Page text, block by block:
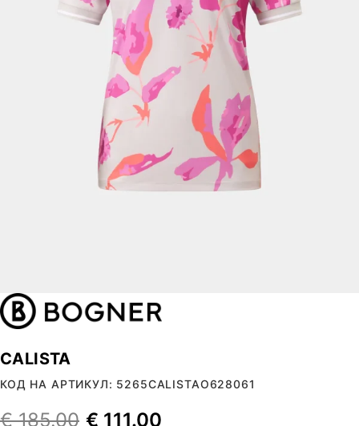
CALISTA
КОД НА АРТИКУЛ: 5265CALISTAO628061
€185.00 € 111.00